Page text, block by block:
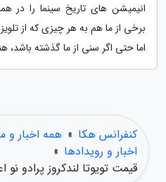
انیمیشن های تاریخ سینما را در
برخی از ما هم به هر چیزی که از
اما حتی اگر سنی از ما گذشته باشد،
کنفرانس هکا » همه اخبار و
اخبار و رویدادها »
قیمت تویوتا لندکروز پرادو